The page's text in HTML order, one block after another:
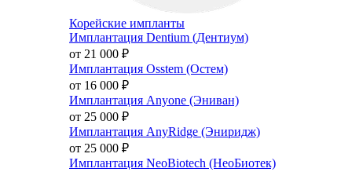
Корейские импланты
Имплантация Dentium (Дентиум)
от 21 000 ₽
Имплантация Osstem (Остем)
от 16 000 ₽
Имплантация Anyone (Эниван)
от 25 000 ₽
Имплантация AnyRidge (Эниридж)
от 25 000 ₽
Имплантация NeoBiotech (НеоБиотек)